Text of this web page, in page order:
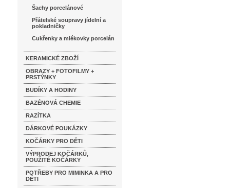
Šachy porcelánové
Přátelské soupravy jídelní a
pokladničky
Cukřenky a mlékovky porcelán
KERAMICKÉ ZBOŽÍ
OBRAZY + FOTOFILMY +
PRSTÝNKY
BUDÍKY A HODINY
BAZÉNOVÁ CHEMIE
RAZÍTKA
DÁRKOVÉ POUKÁZKY
KOČÁRKY PRO DĚTI
VÝPRODEJ KOČÁRKŮ,
POUŽITÉ KOČÁRKY
POTŘEBY PRO MIMINKA A PRO
DĚTI